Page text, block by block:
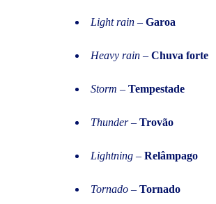
Light rain – Garoa
Heavy rain – Chuva forte
Storm – Tempestade
Thunder– Trovão
Lightning – Relâmpago
Tornado – Tornado